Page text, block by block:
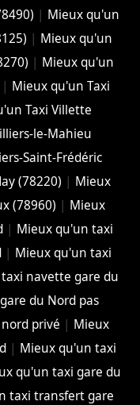
| Mieux qu'un
| Mieux qu'un
| Mieux qu'un
| Mieux qu'un Taxi
Taxi Villette
le-Mahieu
Saint-Frédéric
(78220) | Mieux
(78960) | Mieux
| Mieux qu'un taxi
| Mieux qu'un taxi
navette gare du
du Nord pas
privé | Mieux
| Mieux qu'un taxi
qu'un taxi gare du
taxi transfert gare